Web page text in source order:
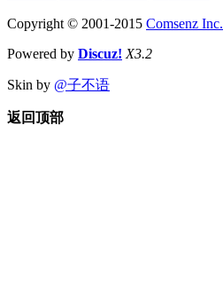
Copyright © 2001-2015 Comsenz Inc.
Powered by Discuz! X3.2
Skin by @子不语
返回顶部